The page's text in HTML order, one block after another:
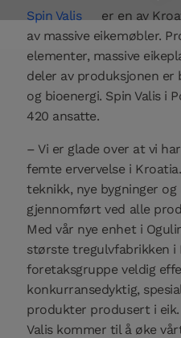
Spin Valis
er en av
av massive eikemøbler.
elementer, massive
deler av produksjonen er
og bioenergi. Spin Valis i
420 ansatte.
– Vi er glade over at vi
femte ervervelse i
teknikk, nye bygninger
gjennomført ved alle
Med vår nye enhet i
største tregulvfabrikken i
foretaksgruppe veldig
konkurransedyktig,
produkter produsert i eik.
Valis kommer til å øke